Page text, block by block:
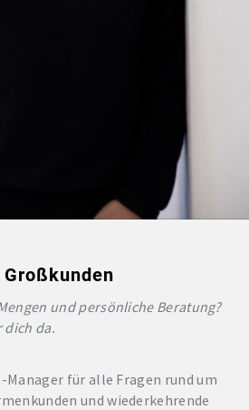
und persönliche Beratung?
dich da.
Manager für alle Fragen rund um
und wiederkehrende